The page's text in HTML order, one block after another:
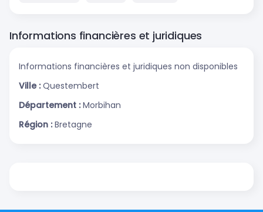
Informations financières et juridiques
Informations financières et juridiques non disponibles
Ville : Questembert
Département : Morbihan
Région : Bretagne